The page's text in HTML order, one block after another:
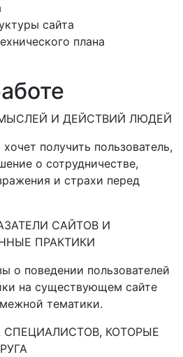
сайта
плана
И ДЕЙСТВИЙ ЛЮДЕЙ
получить пользователь,
о сотрудничестве,
и страхи перед
САЙТОВ И
ПРАКТИКИ
о поведении пользователей
на существующем сайте
тематики.
КОТОРЫЕ